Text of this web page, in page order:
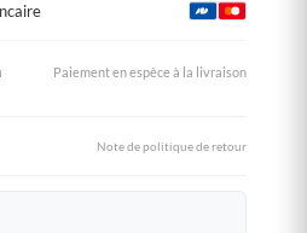
Paiement en espèce à la livraison
Note de politique de retour